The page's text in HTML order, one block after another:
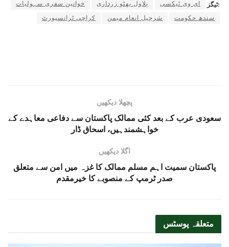
ٹیگز: ای وی ٹیکسی بلاول بھٹو زرداری
خواتین سفری سہولیات
سندھ حکومت
شرجیل انعام میمن کراچی ٹرانسپورٹ
پچھلا دیکھیں
سعودی عرب کے بعد کئی ممالک پاکستان سے دفاعی معاہدے کے
خواہشمندہیں، اسحاق ڈار
اگلا دیکھیں
پاکستان سمیت اہم مسلم ممالک کا غزہ میں امن سے متعلق
صدر ٹرمپ کے منصوبے کا خیرمقدم
متعلقہ پوسٹس